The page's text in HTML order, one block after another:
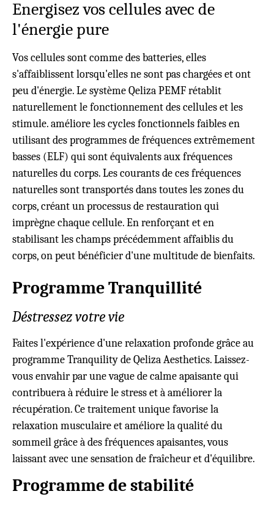
Energisez vos cellules avec de
l'énergie pure
Vos cellules sont comme des batteries, elles
s'affaiblissent lorsqu'elles ne sont pas chargées et ont
peu d'énergie. Le système Qeliza PEMF rétablit
naturellement le fonctionnement des cellules et les
stimule.améliore les cycles fonctionnels faiblesen
utilisant des programmes de fréquences extrêmement
basses (ELF) qui sont équivalents aux fréquences
naturelles du corps. Les courants de ces fréquences
naturelles sont transportés dans toutes les zones du
corps, créant un processus de restauration qui
imprègne chaque cellule. En renforçant et en
stabilisant les champs précédemment affaiblis du
corps, on peut bénéficier d'une multitude de bienfaits.
Programme Tranquillité
Déstressez votre vie
Faites l'expérience d'une relaxation profonde grâce au
programme Tranquility de Qeliza Aesthetics. Laissez-
vous envahir par une vague de calme apaisante qui
contribuera à réduire le stress et à améliorer la
récupération. Ce traitement unique favorise la
relaxation musculaire et améliore la qualité du
sommeil grâce à des fréquences apaisantes, vous
laissant avec une sensation de fraîcheur et d'équilibre.
Programme de stabilité